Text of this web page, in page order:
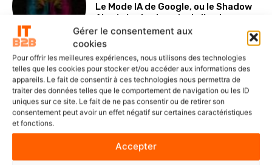
Gérer le consentement aux
cookies
Pour offrir les meilleures expériences, nous utilisons des technologies
telles que les cookies pour stocker et/ou accéder aux informations des
appareils. Le fait de consentir à ces technologies nous permettra de
traiter des données telles que le comportement de navigation ou les ID
uniques sur ce site. Le fait de ne pas consentir ou de retirer son
consentement peut avoir un effet négatif sur certaines caractéristiques
et fonctions.
Accepter
Le Mode IA de Google, ou le Shadow
AI qui n’a plus besoin de l’ombre
NOMINATIONS ET CARNETS
Veeam nomme Marc Dollois au poste
de Country Leader pour la France et
l’Afrique francophone